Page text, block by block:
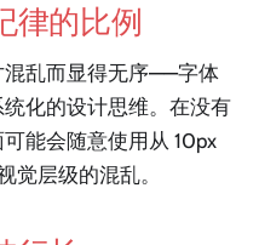
律的比例
乱而显得无序——字体
化的设计思维。在没有
能会随意使用从 10px
觉层级的混乱。